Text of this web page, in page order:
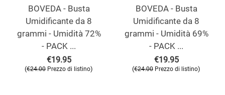
BOVEDA - Busta
Umidificante da 8
grammi - Umidità 72%
- PACK ...
€19.95
(€24.00 Prezzo di listino)
BOVEDA - Busta
Umidificante da 8
grammi - Umidità 69%
- PACK ...
€19.95
(€24.00 Prezzo di listino)